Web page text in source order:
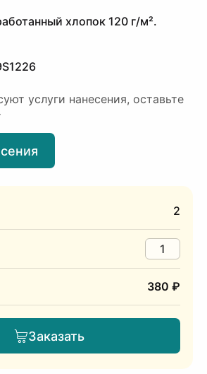
хлопок 120 г/м².
услуги нанесения, оставьте
2
380 ₽
Заказать